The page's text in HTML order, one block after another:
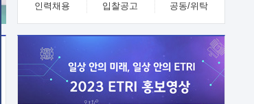
인력채용 입찰공고 공동/위탁